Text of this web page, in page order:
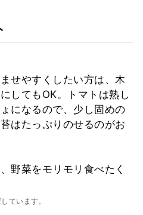
せやすくしたい方は、木
してもOK。トマトは熟し
になるので、少し固めの
はたっぷりのせるのがお
野菜をモリモリ食べたく
ています。